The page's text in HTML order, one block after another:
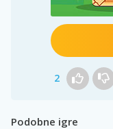
2
Podobne igre